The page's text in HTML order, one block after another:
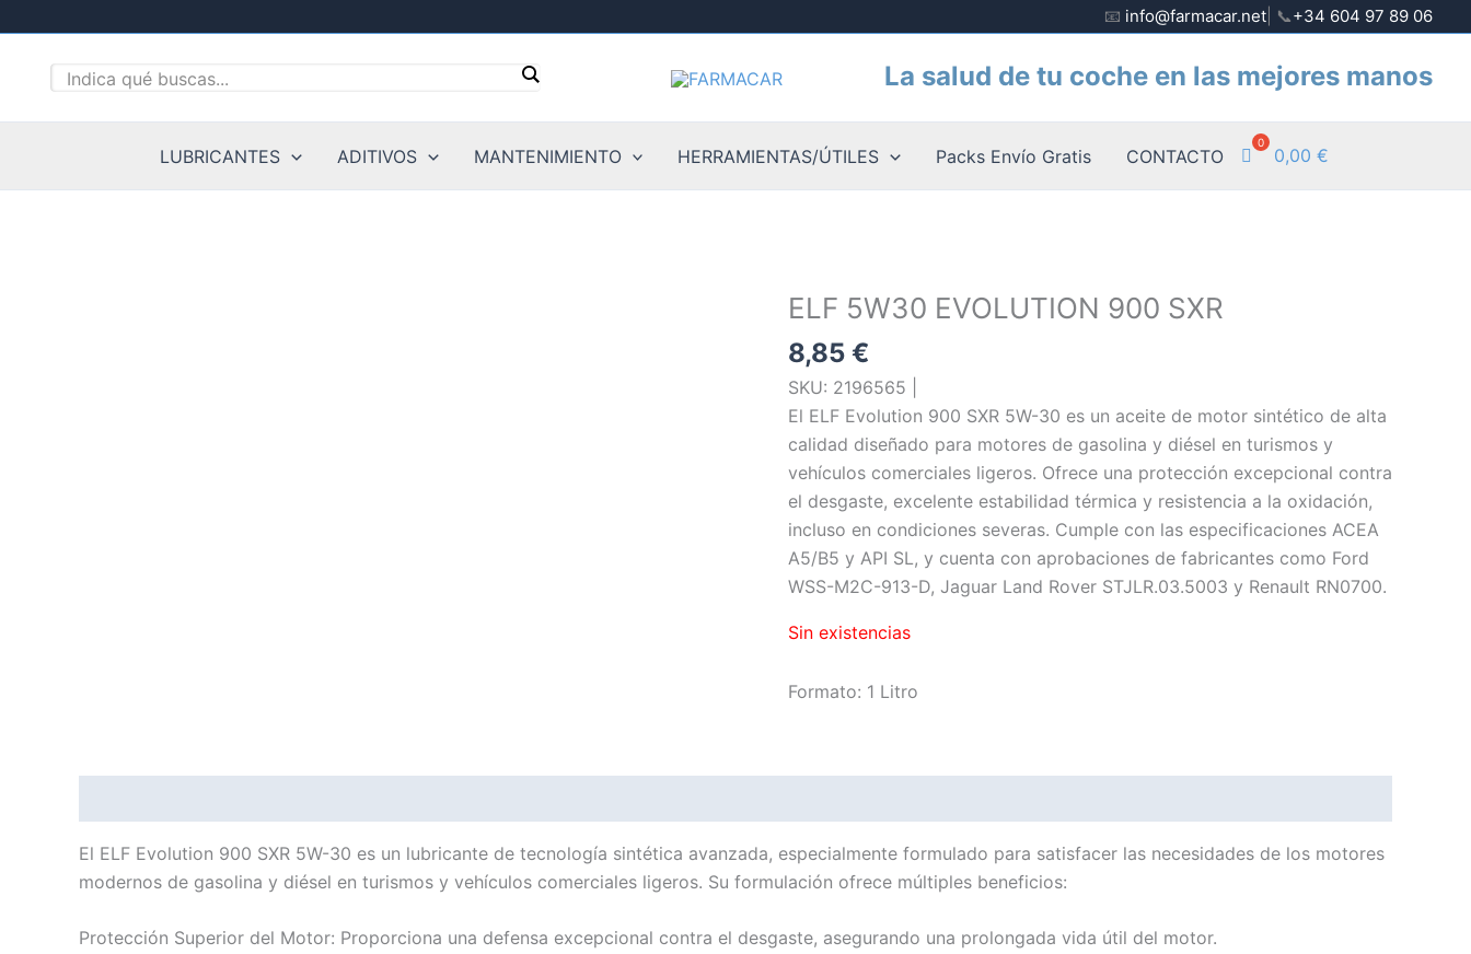
contenido
📧 info@farmacar.net | 📞+34 604 97 89 06
La salud de tu coche en las mejores manos
LUBRICANTES ADITIVOS MANTENIMIENTO HERRAMIENTAS/ÚTILES Packs Envío Gratis CONTACTO 0,00 €
ELF 5W30 EVOLUTION 900 SXR
8,85 €
SKU: 2196565 |
El ELF Evolution 900 SXR 5W-30 es un aceite de motor sintético de alta
calidad diseñado para motores de gasolina y diésel en turismos y
vehículos comerciales ligeros. Ofrece una protección excepcional contra
el desgaste, excelente estabilidad térmica y resistencia a la oxidación,
incluso en condiciones severas. Cumple con las especificaciones ACEA
A5/B5 y API SL, y cuenta con aprobaciones de fabricantes como Ford
WSS-M2C-913-D, Jaguar Land Rover STJLR.03.5003 y Renault RN0700.
Sin existencias
Formato: 1 Litro
El ELF Evolution 900 SXR 5W-30 es un lubricante de tecnología sintética avanzada, especialmente formulado para satisfacer las necesidades de los motores
modernos de gasolina y diésel en turismos y vehículos comerciales ligeros. Su formulación ofrece múltiples beneficios:
Protección Superior del Motor: Proporciona una defensa excepcional contra el desgaste, asegurando una prolongada vida útil del motor.